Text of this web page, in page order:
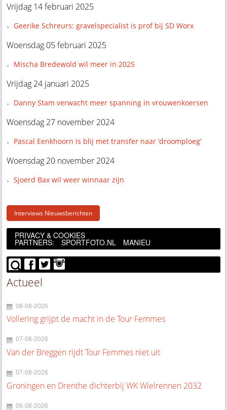
Vrijdag 14 februari 2025
Geerike Schreurs: gravelspecialist is prof bij SD Worx
Woensdag 05 februari 2025
Mischa Bredewold wil meer in 2025
Vrijdag 24 januari 2025
Danny Stam verwacht meer spanning in vrouwenkoersen
Woensdag 27 november 2024
Pascal Eenkhoorn is blij met transfer naar ‘droomploeg’
Woensdag 20 november 2024
Sjoerd Bax wil weer winnaar zijn
Interviews Nieuwsberichten
PRIVACY & COOKIES
PARTNERS: SPORTFOTO.NL MANIEU
Actueel
08-08-2026
Vollering grijpt de macht in de Tour Femmes
07-08-2026
Van der Breggen rijdt Tour Femmes niet uit
07-08-2026
Groningen en Drenthe dichterbij WK Wielrennen 2032
06-08-2026